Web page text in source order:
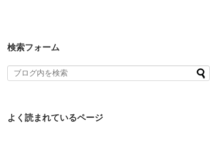
検索フォーム
よく読まれているページ